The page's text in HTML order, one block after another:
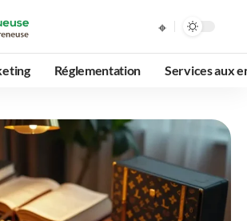
Réglementation Services aux